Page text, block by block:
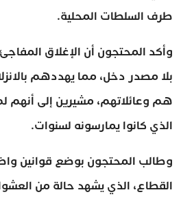
طرف السلطات المحلية.
وأكد المحتجون أن الإغلاق
بلا مصدر دخل، مما يهددهم
هم وعائلاتهم، مشيرين إلى أنهم
الذي كانوا يمارسونه لسنوات.
وطالب المحتجون بوضع قوانين
القطاع، الذي يشهد حالة من